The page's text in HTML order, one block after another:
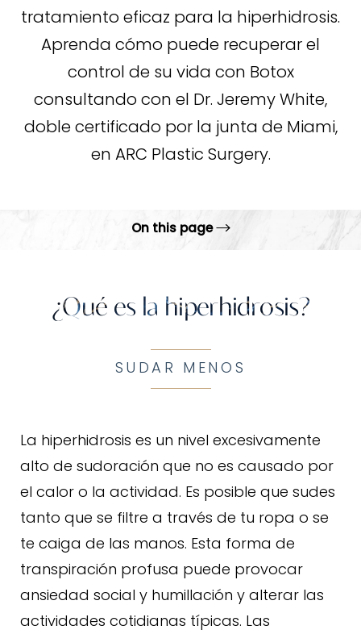
tratamiento eficaz para la hiperhidrosis.
Aprenda cómo puede recuperar el
control de su vida con Botox
consultando con el Dr. Jeremy White,
doble certificado por la junta de Miami,
en ARC Plastic Surgery.
On this page
Beneficios
Procedimiento
Recuperación y resultados
Consulta
¿Qué es la hiperhidrosis?
SUDAR MENOS
La hiperhidrosis es un nivel excesivamente
alto de sudoración que no es causado por
el calor o la actividad. Es posible que sudes
tanto que se filtre a través de tu ropa o se
te caiga de las manos. Esta forma de
transpiración profusa puede provocar
ansiedad social y humillación y alterar las
actividades cotidianas típicas. Las